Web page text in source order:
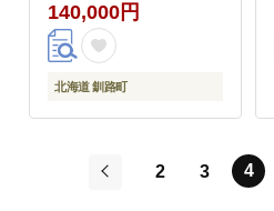
140,000円
北海道 釧路町
2 3 4